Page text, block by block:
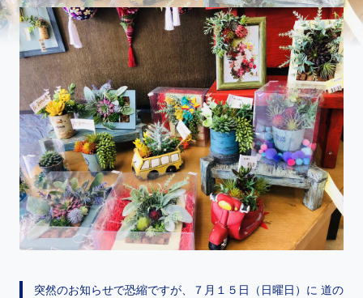
突然のお知らせで恐縮ですが、７月１５日（日曜日）に 道の